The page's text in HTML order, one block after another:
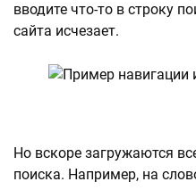
вводите что-то в строку
сайта исчезает.
Но вскоре загружаются
поиска. Например, на